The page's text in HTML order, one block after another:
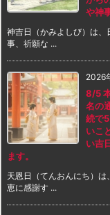
や神
神吉日（かみよしび）は
事、祈願な ...
2026
8/5
名の
続で
いこ
い吉
ます。
天恩日（てんおんにち）
恵に感謝す ...